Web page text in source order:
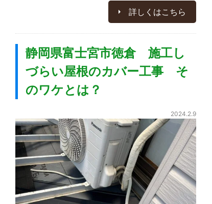
詳しくはこちら
静岡県富士宮市徳倉 施工し
づらい屋根のカバー工事 そ
のワケとは？
2024.2.9